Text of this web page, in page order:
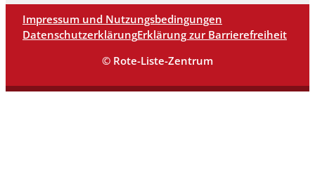
Impressum und Nutzungsbedingungen
DatenschutzerklärungErklärung zur Barrierefreiheit
© Rote-Liste-Zentrum